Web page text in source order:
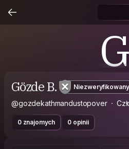
G
Gözde B. Niezweryfikowany
@gozdekathmandustopover
0 znajomych 0 opinii